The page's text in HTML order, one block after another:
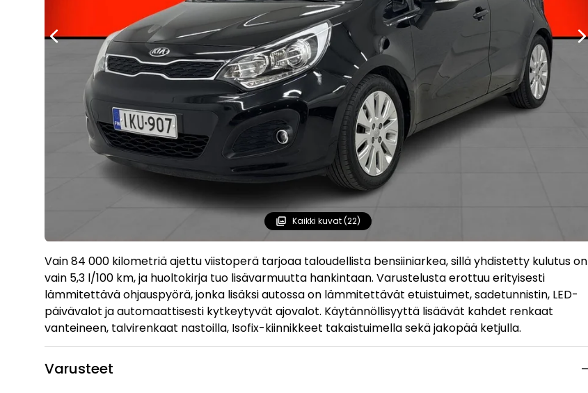
Kaikki kuvat (22)
Vain 84 000 kilometriä ajettu viistoperä tarjoaa taloudellista bensiiniarkea, sillä yhdistetty kulutus on
vain 5,3 l/100 km, ja huoltokirja tuo lisävarmuutta hankintaan. Varustelusta erottuu erityisesti
lämmitettävä ohjauspyörä, jonka lisäksi autossa on lämmitettävät etuistuimet, sadetunnistin, LED-
päivävalot ja automaattisesti kytkeytyvät ajovalot. Käytännöllisyyttä lisäävät kahdet renkaat
vanteineen, talvirenkaat nastoilla, Isofix-kiinnikkeet takaistuimella sekä jakopää ketjulla.
Varusteet